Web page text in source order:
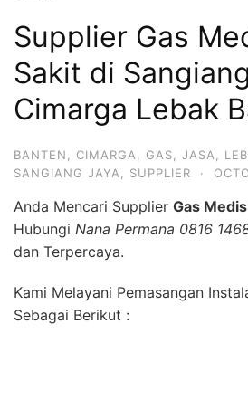
Supplier Gas
Sakit di
Cimarga Lebak
BANTEN CIMARGA GAS JASA
SANGIANG JAYA
SUPPLIER ·
Anda Mencari Supplier Gas Medis
Hubungi Nana Permana 0816
dan Terpercaya.
Kami Melayani Pemasangan
Sebagai Berikut :